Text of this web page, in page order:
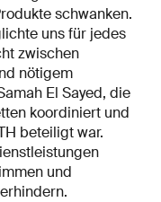
schwanken.
uns für jedes
zwischen
nötigem
El Sayed, die
koordiniert und
beteiligt war.
und